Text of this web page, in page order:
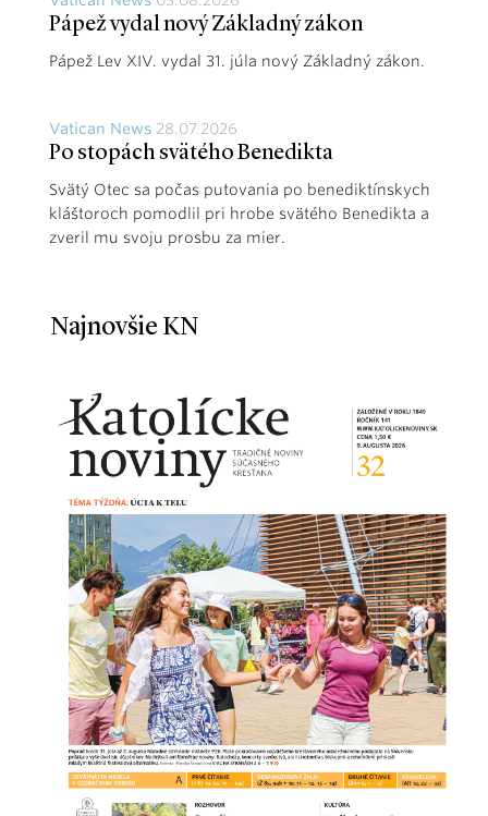
Pápež vydal nový Základný zákon
Pápež Lev XIV. vydal 31. júla nový Základný zákon.
Vatican News 28.07.2026
Po stopách svätého Benedikta
Svätý Otec sa počas putovania po benediktínskych
kláštoroch pomodlil pri hrobe svätého Benedikta a
zveril mu svoju prosbu za mier.
Najnovšie KN